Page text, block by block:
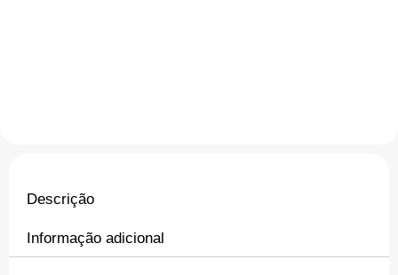
Descrição
Informação adicional